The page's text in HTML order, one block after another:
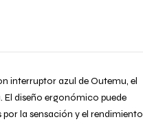
interruptor azul de Outemu, el
El diseño ergonómico puede
la sensación y el rendimiento